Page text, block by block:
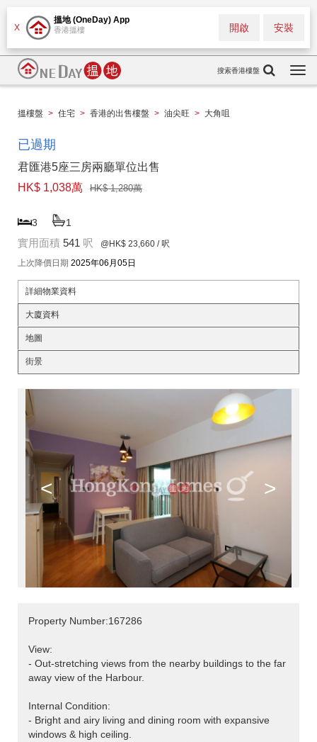
X
搵地 (OneDay) App
香港搵樓 安裝
開啟
搜索香港樓盤
搵樓盤 > 住宅 > 香港的出售樓盤 > 油尖旺 > 大角咀
已過期
君匯港5座三房兩廳單位出售
HK$ 1,038萬
HK$ 1,280萬
3 1
實用面積 541 呎 @HK$ 23,660 / 呎
上次降價日期 2025年06月05日
詳細物業資料
大廈資料
地圖
街景
< >
Property Number:167286
View:
- Out-stretching views from the nearby buildings to the far
away view of the Harbour.
Internal Condition:
- Bright and airy living and dining room with expansive
windows & high ceiling.